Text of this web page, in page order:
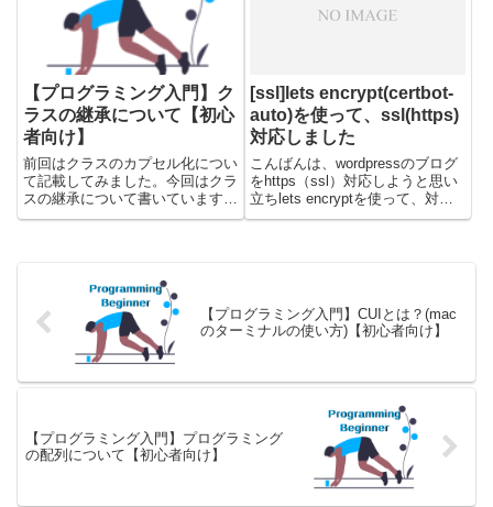
ードを見て、カプセル化につい...
【プログラミング入門】ク
ラスの継承について【初心
者向け】
前回はクラスのカプセル化につい
て記載してみました。今回はクラ
スの継承について書いています。
クラスの基本編が前提知識になる
て、継承について理解していき...
[ssl]lets encrypt(certbot-
auto)を使って、ssl(https)
対応しました
こんばんは、wordpressのブログ
をhttps（ssl）対応しようと思い
立ちlets encryptを使って、対応
してみました。調べてみるとコマ
【プログラミング入門】CUIとは？(mac
のターミナルの使い方)【初心者向け】
【プログラミング入門】プログラミング
の配列について【初心者向け】